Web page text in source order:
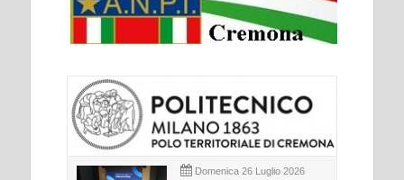
Domenica 26 Luglio 2026